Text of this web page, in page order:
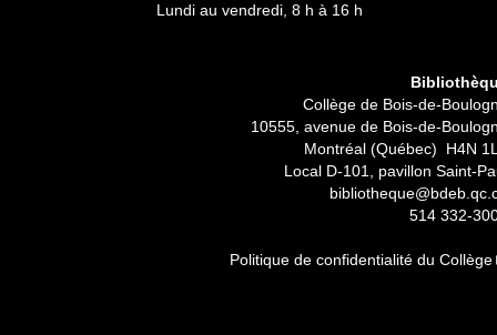
Lundi au vendredi, 8 h à 16 h
Collège de Bois-de-
10555, avenue de Bois-de-
Montréal (Québec) H4N
Local D-101, pavillon Saint-
514 332-
Politique de confidentialité du Collège